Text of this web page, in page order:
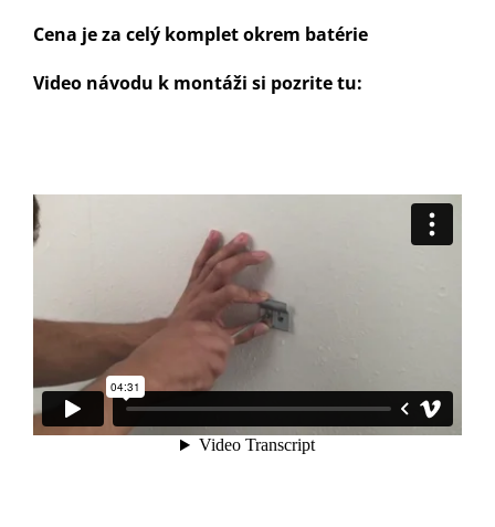
Cena je za celý komplet okrem batérie
Video návodu k montáži si pozrite tu: